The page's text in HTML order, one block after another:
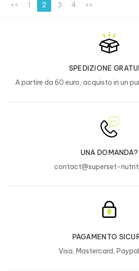
<< 1 2 3 4 >>
SPEDIZIONE
A partire da 60 euro, acquisto in un
UNA DOMANDA?
contact@superset-
PAGAMENTO
Visa, Mastercard,